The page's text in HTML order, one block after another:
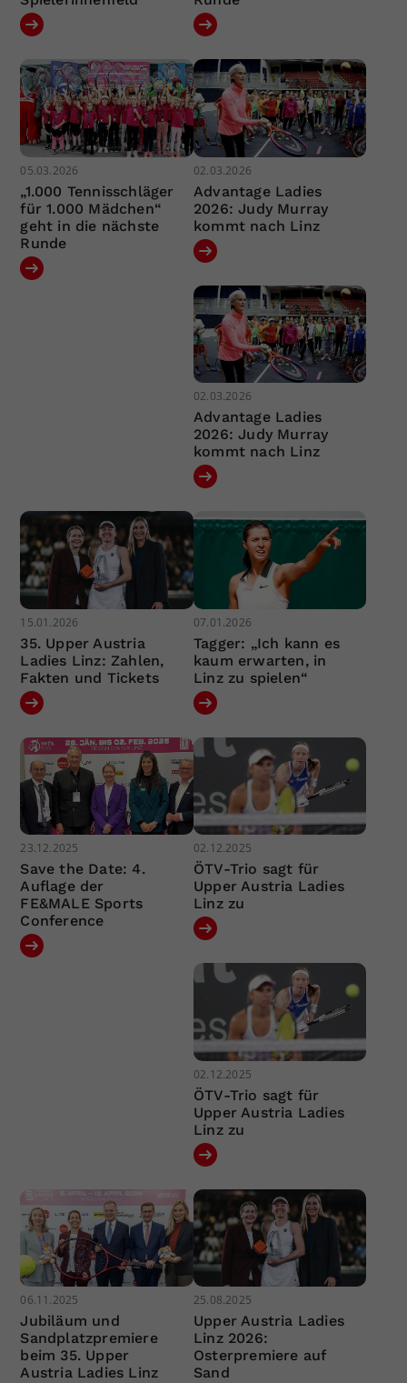
05.03.2026
„1.000 Tennisschläger
für 1.000 Mädchen“
geht in die nächste
Runde
02.03.2026
Advantage Ladies
2026: Judy Murray
kommt nach Linz
02.03.2026
Advantage Ladies
2026: Judy Murray
kommt nach Linz
15.01.2026
35. Upper Austria
Ladies Linz: Zahlen,
Fakten und Tickets
07.01.2026
Tagger: „Ich kann es
kaum erwarten, in
Linz zu spielen“
23.12.2025
Save the Date: 4.
Auflage der
FE&MALE Sports
Conference
02.12.2025
ÖTV-Trio sagt für
Upper Austria Ladies
Linz zu
02.12.2025
ÖTV-Trio sagt für
Upper Austria Ladies
Linz zu
06.11.2025
Jubiläum und
Sandplatzpremiere
beim 35. Upper
Austria Ladies Linz
25.08.2025
Upper Austria Ladies
Linz 2026:
Osterpremiere auf
Sand